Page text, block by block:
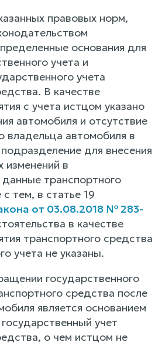
правовых норм,
основания для
учета и
учета
В качестве
с учета истцом указано
автомобиля и отсутствие
владельца автомобиля в
для внесения
изменений в
транспортного
тем, в статье 19
от 03.08.2018 № 283-
в качестве
транспортного средства
учета не указаны.
государственного
средства после
является основанием
учет
о чем истцом не